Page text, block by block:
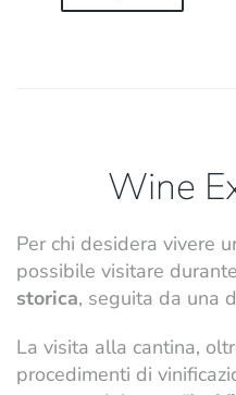
Wine
Per chi desidera vivere
possibile visitare
storica, seguita da una
La visita alla cantina,
procedimenti di